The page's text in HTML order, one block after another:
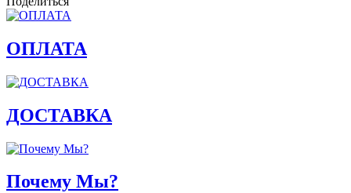
ОПЛАТА
ДОСТАВКА
Почему Мы?